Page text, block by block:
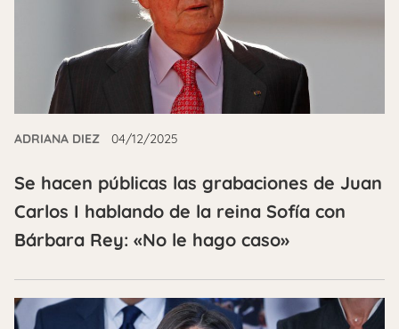
ADRIANA DIEZ 04/12/2025
Se hacen públicas las grabaciones de Juan
Carlos I hablando de la reina Sofía con
Bárbara Rey: «No le hago caso»